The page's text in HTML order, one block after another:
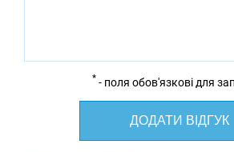
* - поля обов'язкові для
ДОДАТИ ВІДГУК